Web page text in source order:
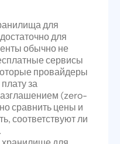
для
для
обычно не
сервисы
провайдеры
за
(zero-
сравнить цены и
соответствуют ли